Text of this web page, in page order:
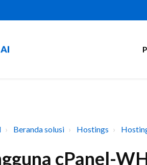
Beranda solusi Hostings
cPanel-